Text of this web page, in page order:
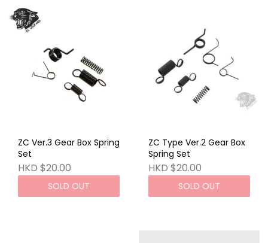
ZC Ver.3 Gear Box Spring
Set
HKD $20.00
SOLD OUT
ZC Type Ver.2 Gear Box
Spring Set
HKD $20.00
SOLD OUT